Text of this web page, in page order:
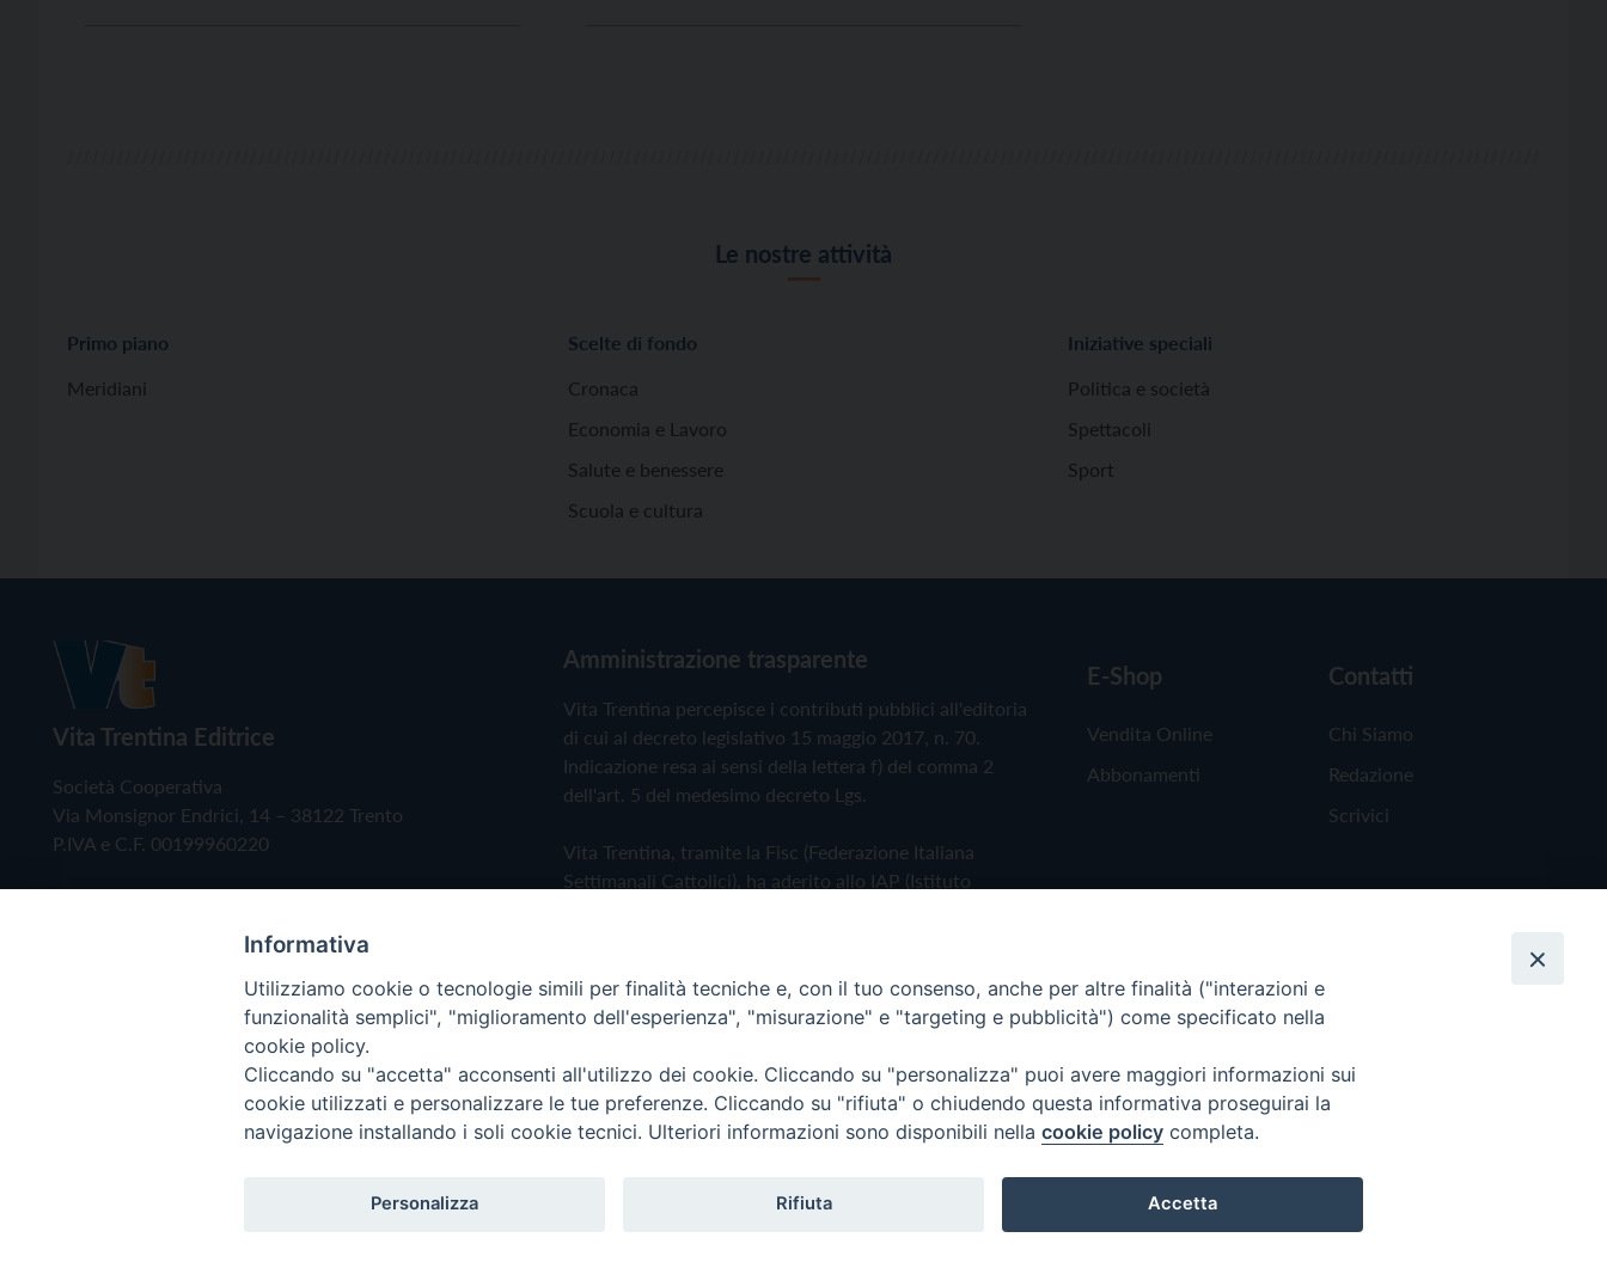
Le nostre attività
Primo piano
Meridiani
Scelte di fondo
Cronaca
Economia e Lavoro
Salute e benessere
Scuola e cultura
Iniziative speciali
Politica e società
Spettacoli
Sport
Vita Trentina Editrice
Società Cooperativa
Via Monsignor Endrici, 14 – 38122 Trento
P.IVA e C.F. 00199960220
Amministrazione trasparente
Vita Trentina percepisce i contributi pubblici all'editoria
di cui al decreto legislativo 15 maggio 2017, n. 70.
Indicazione resa ai sensi della lettera f) del comma 2
dell'art. 5 del medesimo decreto Lgs.
Vita Trentina, tramite la Fisc (Federazione Italiana
Settimanali Cattolici), ha aderito allo IAP (Istituto
Privacy Policy Cookie Policy
E-Shop
Vendita Online
Abbonamenti
Contatti
Chi Siamo
Redazione
Scrivici
Copyright © 2019 - Tutti i diritti riservati - Vita Trentina Editrice
Informativa
Utilizziamo cookie o tecnologie simili per finalità tecniche e, con il tuo consenso, anche per altre finalità ("interazioni e
funzionalità semplici", "miglioramento dell'esperienza", "misurazione" e "targeting e pubblicità") come specificato nella
cookie policy.
Cliccando su "accetta" acconsenti all'utilizzo dei cookie. Cliccando su "personalizza" puoi avere maggiori informazioni sui
cookie utilizzati e personalizzare le tue preferenze. Cliccando su "rifiuta" o chiudendo questa informativa proseguirai la
navigazione installando i soli cookie tecnici. Ulteriori informazioni sono disponibili nella cookie policy completa.
Personalizza Rifiuta Accetta